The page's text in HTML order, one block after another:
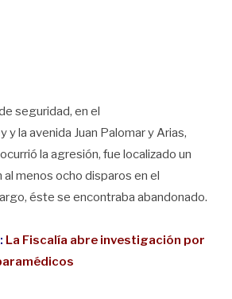
seguridad, en el
y la avenida Juan Palomar y Arias,
la agresión, fue localizado un
menos ocho disparos en el
éste se encontraba abandonado.
La Fiscalía abre investigación por